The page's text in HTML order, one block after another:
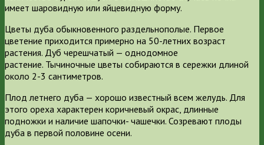
имеет шаровидную или яйцевидную форму.
Цветы дуба обыкновенного раздельнополые. Первое
цветение приходится примерно на 50-летних возраст
растения. Дуб черешчатый — однодомное
растение. Тычиночные цветы собираются в сережки длиной
около 2-3 сантиметров.
Плод летнего дуба — хорошо известный всем желудь. Для
этого ореха характерен коричневый окрас, длинные
подножки и наличие шапочки- чашечки. Созревают плоды
дуба в первой половине осени.